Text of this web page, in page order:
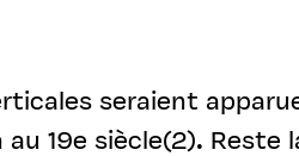
seraient
au 19e siècle(2). Reste